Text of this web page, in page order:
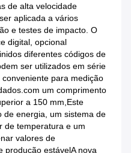
de alta velocidade
aplicada a vários
e testes de impacto. O
digital, opcional
diferentes códigos de
ser utilizados em série
para medição
um comprimento
a 150 mm,Este
de energia, um sistema de
de temperatura e um
valores de
produção estávelA nova